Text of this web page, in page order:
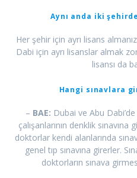
Aynı anda iki
Her şehir için ayrı lisans
Dabi için ayrı lisanslar almak
lisansı da
Hangi sınavlara
– BAE: Dubai ve Abu
çalışanlarının denklik
doktorlar kendi alanlarında
genel tıp sınavına girerler.
doktorların sınava